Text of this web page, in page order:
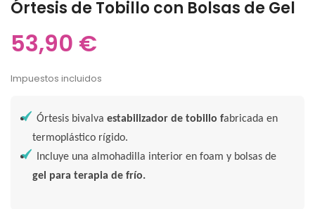
Órtesis de Tobillo con Bolsas de Gel
53,90 €
Impuestos incluidos
Órtesis bivalva estabilizador de tobillo fabricada en
termoplástico rígido.
Incluye una almohadilla interior en foam y bolsas de
gel para terapia de frío.